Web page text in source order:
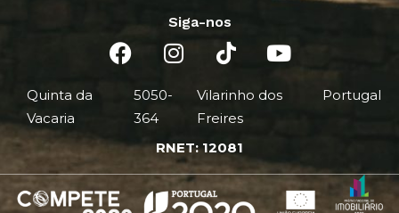
Siga-nos
Quinta da
Vacaria
5050-
364
Vilarinho dos
Freires
Portugal
RNET: 12081